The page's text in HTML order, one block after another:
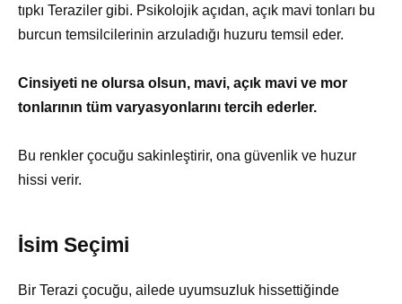
tıpkı Teraziler gibi. Psikolojik açıdan, açık mavi tonları bu
burcun temsilcilerinin arzuladığı huzuru temsil eder.
Cinsiyeti ne olursa olsun, mavi, açık mavi ve mor
tonlarının tüm varyasyonlarını tercih ederler.
Bu renkler çocuğu sakinleştirir, ona güvenlik ve huzur
hissi verir.
İsim Seçimi
Bir Terazi çocuğu, ailede uyumsuzluk hissettiğinde